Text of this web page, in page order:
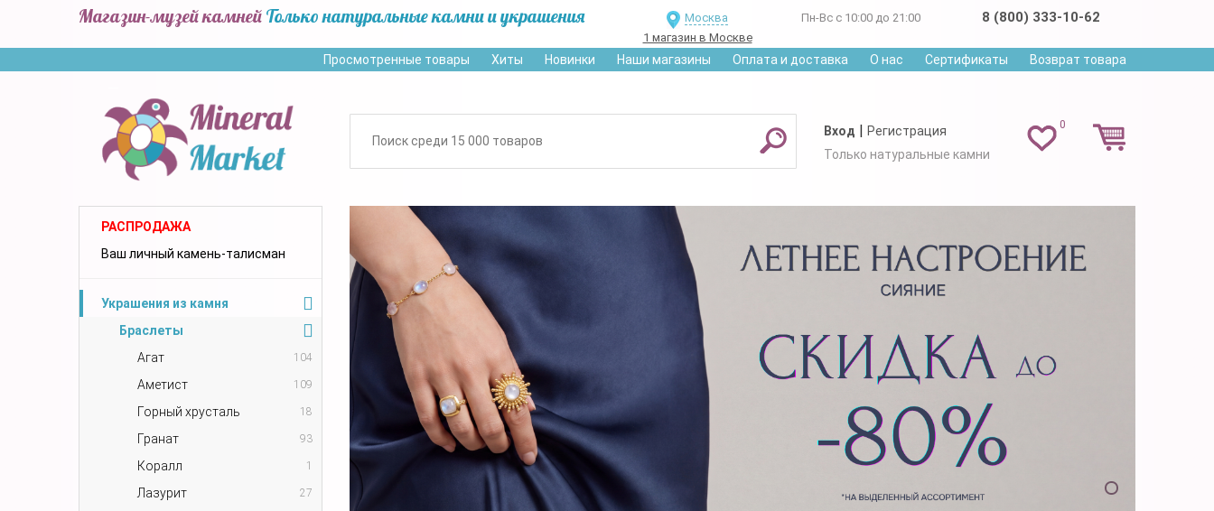
Магазин-музей камней Только натуральные камни и украшения
Москва
1 магазин в Москве
Пн-Вс с 10:00 до 21:00 8 (800) 333-10-62
Просмотренные товары Хиты Новинки Наши магазины Оплата и доставка О нас Сертификаты Возврат товара
0
Вход | Регистрация
Только натуральные камни
РАСПРОДАЖА
Ваш личный камень-талисман
Украшения из камня
Браслеты
Агат
104
Аметист 109
Горный хрусталь 18
Гранат 93
Коралл 1
Лазурит 27